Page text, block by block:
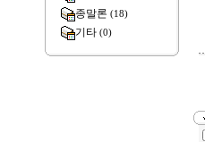
종말론 (18)
기타 (0)